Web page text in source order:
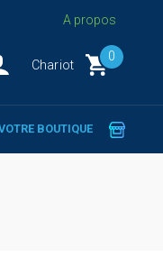
A propos
Chariot
0
BOUTIQUE